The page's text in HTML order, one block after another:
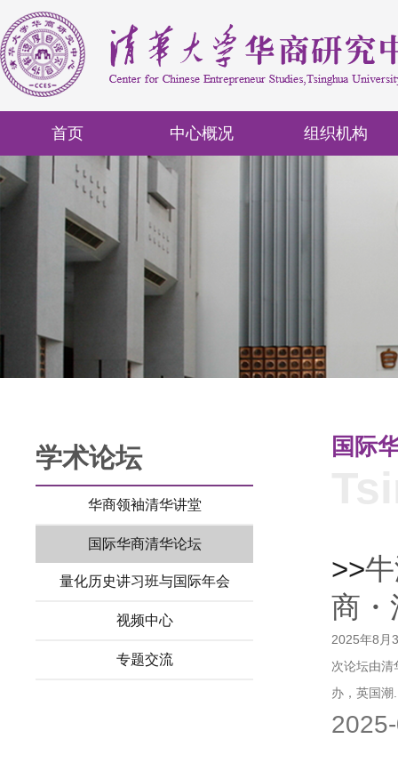
首页 中心概况 组织机构
学术论坛
华商领袖清华讲堂
国际华商清华论坛
量化历史讲习班与国际年会
视频中心
专题交流
国际
>>
商・
2025年8月
次论坛由清
办，英国潮